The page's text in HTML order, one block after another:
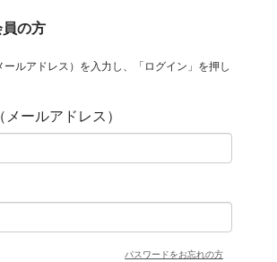
の方
ールアドレス）を入力し、「ログイン」を押し
ールアドレス）
パスワードをお忘れの方